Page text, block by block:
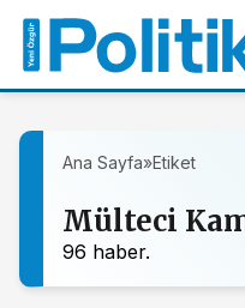
Ana Sayfa»Etiket
Mülteci
96 haber.